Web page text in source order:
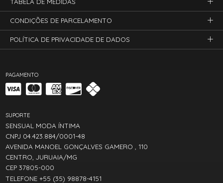
PAGAMENTO
SUPORTE
SENSUAL MODA ÍNTIMA
CNPJ 04.423.884/0001-48
AVENIDA MANOEL GONÇALVES GAMERO , 110
CENTRO, JURUAIA/MG
CEP 37805-000
TELEFONE +55 (35) 98878-4151
CONDIÇÕES DE PARCELAMENTO
POLÍTICA DE PRIVACIDADE DE DADOS